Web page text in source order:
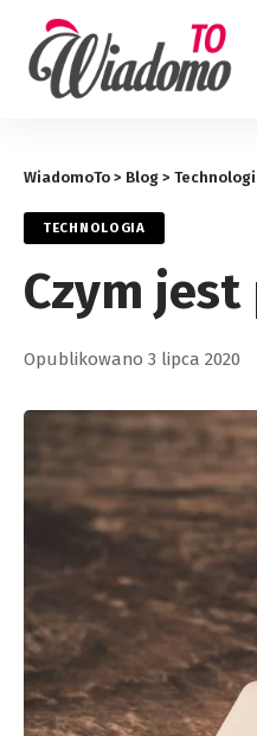
WiadomoTo > Blog >
TECHNOLOGIA
Czym
Opublikowano 3 lipca 2020